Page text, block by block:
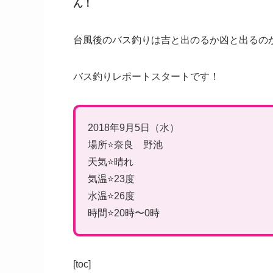
ん！
台風後のバス釣りは吉と出のるか凶と出るの
バス釣りレポートスタートです！
2018年9月5日（水）
場所⭐️奈良 野池
天気⭐️晴れ
気温⭐️23度
水温⭐️26度
時間⭐️20時〜0時
[toc]